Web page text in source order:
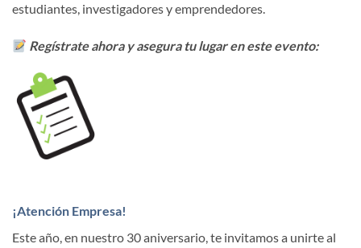
estudiantes, investigadores y emprendedores.
Regístrate ahora y asegura tu lugar en este evento:
¡Atención Empresa!
Este año, en nuestro 30 aniversario, te invitamos a unirte al